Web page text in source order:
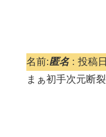
名前:匿名: 投稿
まぁ初手次元断